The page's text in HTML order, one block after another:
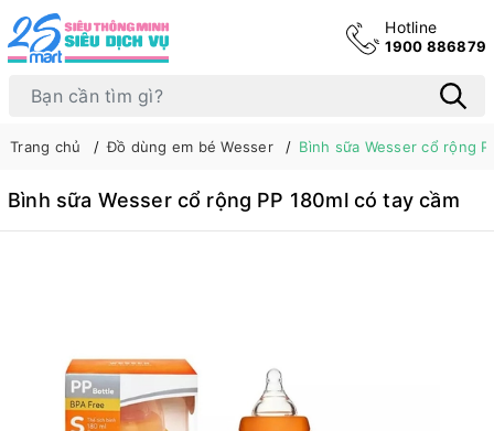
Hotline
1900 886879
Trang chủ Đồ dùng em bé Wesser Bình sữa Wesser cổ rộng
Bình sữa Wesser cổ rộng PP 180ml có tay cầm